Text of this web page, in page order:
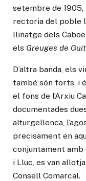
setembre de 1905,
rectoria del poble
llinatge dels
els Greuges de
D’altra banda, els
també són forts, i
el fons de l’Arxiu
documentades
alturgellenca,
precisament en
conjuntament
i Lluc, es van
Consell Comarcal.